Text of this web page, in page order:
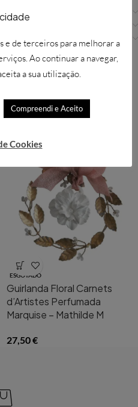
,Mathilde M
ESGOTADO
Guirlanda Floral Carnets
d’Artistes Perfumada
Marquise – Mathilde M
27,50€
e de terceiros para melhorar a
Ao continuar a navegar,
a sua utilização.
Compreendi e Aceito
Cookies